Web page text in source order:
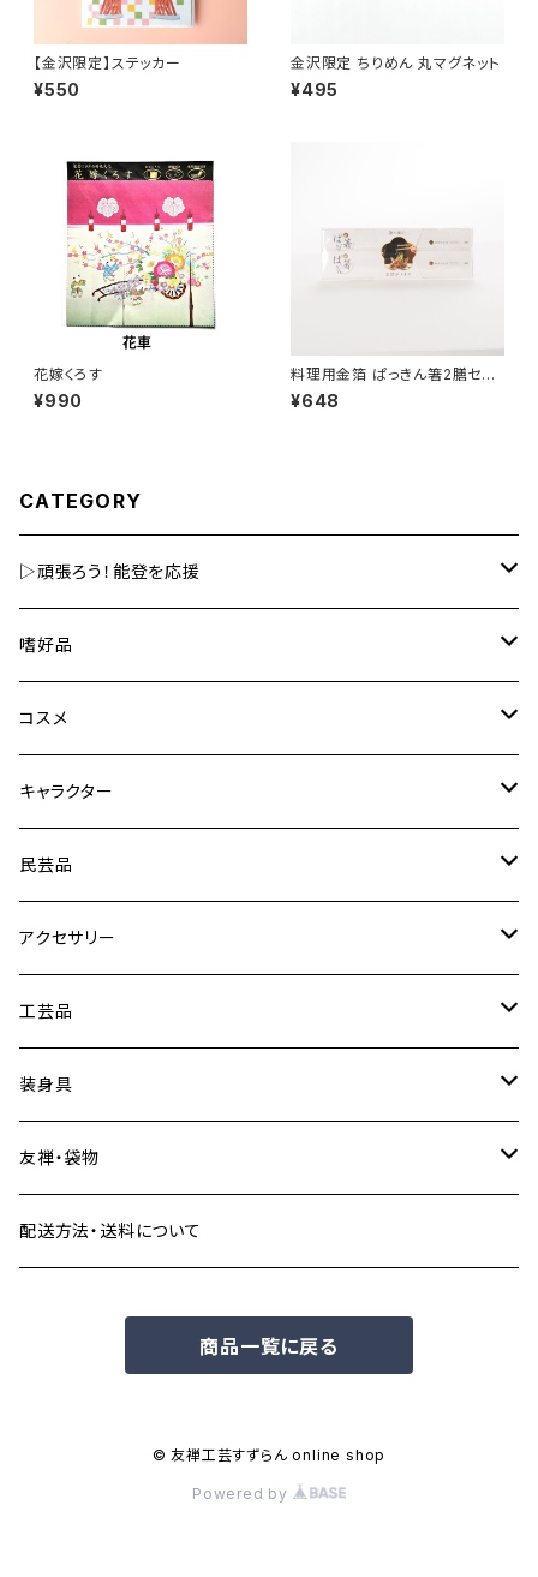
【金沢限定】ステッカー
¥550
金沢限定 ちりめん 丸マグネット
¥495
花嫁くろす
¥990
料理用金箔 ぱっきん箸2膳セッ
ト
¥648
CATEGORY
▷頑張ろう！能登を応援
嗜好品
美容
その他
嗜好品
金箔入嗜好品
食用金箔
その他の食品
コスメ
金箔入コスメ
その他コスメ
化粧雑貨など
キャラクター
ひゃくまんさん
新幹線
HELLO KITTY
サンリオキャラクターズ
スヌーピー
モケケ
民芸品
キーホルダー・根付・チャーム
マグネット
ステッカー
ステッカー
マスキングテープ
ステーショナリー
ボールペン、シャープペン
置物・飾りもの・郷土玩具など
アクセサリー
水引素材
水引アクセサリー
加賀手まりアクセサリー
九谷焼アクセサリー
工芸品
金箔工芸品
その他の工芸品
装身具
加賀手まりかざり
お香・お香立て
その他身の回り品
友禅・袋物
加賀友禅こもの
配送方法・送料について
商品一覧に戻る
© 友禅工芸すずらん online shop
Powered by